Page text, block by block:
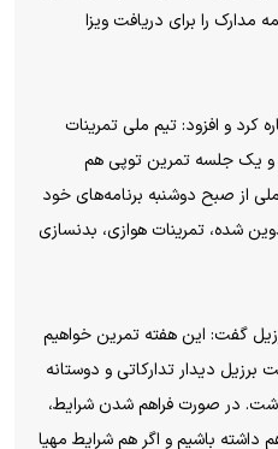
را برای دریافت ویزا
کرد و افزود: تیم ملی تمرینات
یک جلسه تمرین توپی هم
ملی از صبح دوشنبه برنامه‌های خود
شده، تمرینات هوازی، بدنسازی
گفت: این هفته تمرین خواهیم
به وقت برزیل دیدار تدارکاتی و دوستانه
در صورت فراهم شدن شرایط،
داشته باشیم و اگر هم شرایط مهیا